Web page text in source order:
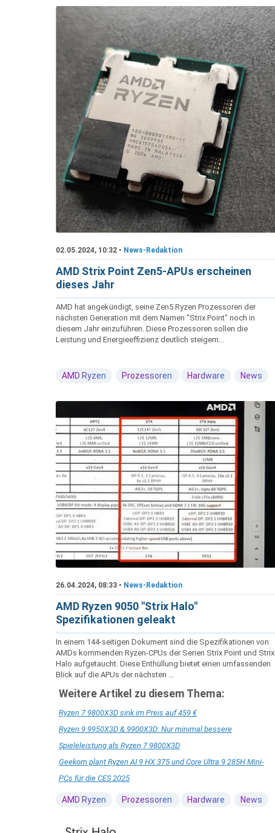
02.05.2024, 10:32 • News-Redaktion
AMD Strix Point Zen5-APUs erscheinen
dieses Jahr
AMD hat angekündigt, seine Zen5 Ryzen Prozessoren der
nächsten Generation mit dem Namen "Strix Point" noch in
diesem Jahr einzuführen. Diese Prozessoren sollen die
Leistung und Energieeffizienz deutlich steigern...
AMD Ryzen Prozessoren Hardware News
26.04.2024, 08:33 • News-Redaktion
AMD Ryzen 9050 "Strix Halo"
Spezifikationen geleakt
In einem 144-seitigen Dokument sind die Spezifikationen von
AMDs kommenden Ryzen-CPUs der Serien Strix Point und Strix
Halo aufgetaucht. Diese Enthüllung bietet einen umfassenden
Blick auf die APUs der nächsten ...
Weitere Artikel zu diesem Thema:
Ryzen 7 9800X3D sink im Preis auf 459 €
Ryzen 9 9950X3D & 9900X3D: Nur minimal bessere
Spieleleistung als Ryzen 7 9800X3D
Geekom plant Ryzen AI 9 HX 375 und Core Ultra 9 285H Mini-
PCs für die CES 2025
AMD Ryzen Prozessoren Hardware News